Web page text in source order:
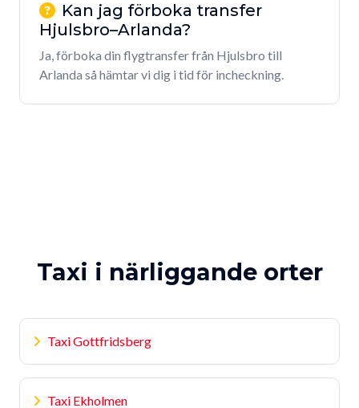
Kan jag förboka transfer
Hjulsbro–Arlanda?
Ja, förboka din flygtransfer från Hjulsbro till
Arlanda så hämtar vi dig i tid för incheckning.
Taxi i närliggande orter
Taxi Gottfridsberg
Taxi Ekholmen